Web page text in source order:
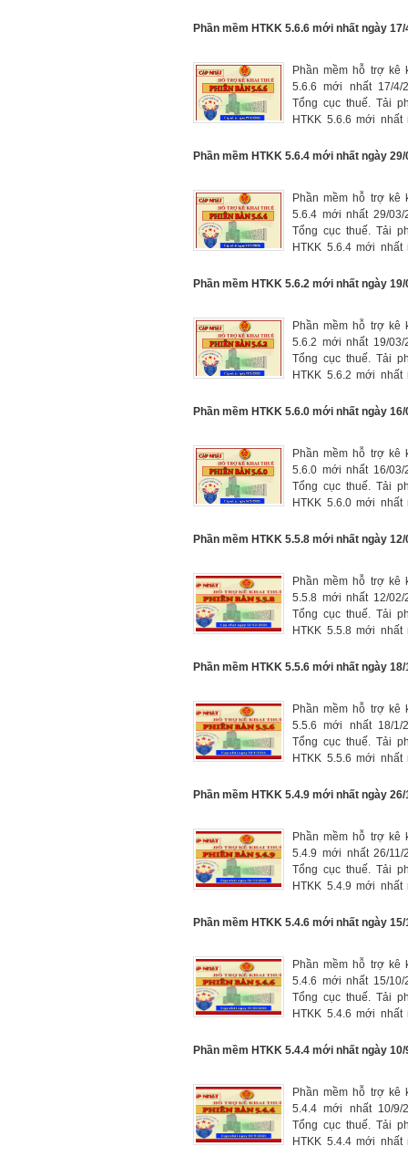
mới nhất năm 2026.
Phần mềm HTKK 5.6.6 mới nhất ngày 17/
Phần mềm hỗ trợ kê
5.6.6 mới nhất 17/4/
Tổng cục thuế. Tải
HTKK 5.6.6 mới nhất
mới nhất năm 2026.
Phần mềm HTKK 5.6.4 mới nhất ngày 29/
Phần mềm hỗ trợ kê
5.6.4 mới nhất 29/03/
Tổng cục thuế. Tải
HTKK 5.6.4 mới nhất
mới nhất năm 2026.
Phần mềm HTKK 5.6.2 mới nhất ngày 19/
Phần mềm hỗ trợ kê
5.6.2 mới nhất 19/03/
Tổng cục thuế. Tải
HTKK 5.6.2 mới nhất
mới nhất năm 2026.
Phần mềm HTKK 5.6.0 mới nhất ngày 16/
Phần mềm hỗ trợ kê
5.6.0 mới nhất 16/03/
Tổng cục thuế. Tải
HTKK 5.6.0 mới nhất
mới nhất năm 2026.
Phần mềm HTKK 5.5.8 mới nhất ngày 12/
Phần mềm hỗ trợ kê
5.5.8 mới nhất 12/02/
Tổng cục thuế. Tải
HTKK 5.5.8 mới nhất
mới nhất năm 2026.
Phần mềm HTKK 5.5.6 mới nhất ngày 18/
Phần mềm hỗ trợ kê
5.5.6 mới nhất 18/1/
Tổng cục thuế. Tải
HTKK 5.5.6 mới nhất
mới nhất năm 2026.
Phần mềm HTKK 5.4.9 mới nhất ngày 26/
Phần mềm hỗ trợ kê
5.4.9 mới nhất 26/11/
Tổng cục thuế. Tải
HTKK 5.4.9 mới nhất
mới nhất năm 2025.
Phần mềm HTKK 5.4.6 mới nhất ngày 15/
Phần mềm hỗ trợ kê
5.4.6 mới nhất 15/10/
Tổng cục thuế. Tải
HTKK 5.4.6 mới nhất
mới nhất năm 2025.
Phần mềm HTKK 5.4.4 mới nhất ngày 10/
Phần mềm hỗ trợ kê
5.4.4 mới nhất 10/9/
Tổng cục thuế. Tải
HTKK 5.4.4 mới nhất